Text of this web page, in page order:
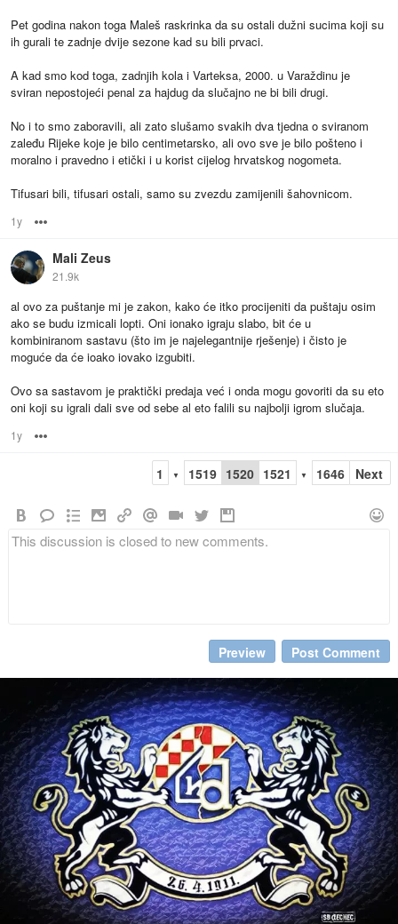
Pet godina nakon toga Maleš raskrinka da su ostali dužni sucima koji su
ih gurali te zadnje dvije sezone kad su bili prvaci.
A kad smo kod toga, zadnjih kola i Varteksa, 2000. u Varaždinu je
sviran nepostojeći penal za hajdug da slučajno ne bi bili drugi.
No i to smo zaboravili, ali zato slušamo svakih dva tjedna o sviranom
zaleđu Rijeke koje je bilo centimetarsko, ali ovo sve je bilo pošteno i
moralno i pravedno i etički i u korist cijelog hrvatskog nogometa.
Tifusari bili, tifusari ostali, samo su zvezdu zamijenili šahovnicom.
1y
Mali Zeus
21.9k
al ovo za puštanje mi je zakon, kako će itko procijeniti da puštaju osim
ako se budu izmicali lopti. Oni ionako igraju slabo, bit će u
kombiniranom sastavu (što im je najelegantnije rješenje) i čisto je
moguće da će ioako iovako izgubiti.
Ovo sa sastavom je praktički predaja već i onda mogu govoriti da su eto
oni koji su igrali dali sve od sebe al eto falili su najbolji igrom slučaja.
1y
1 ▼ 1519 1520 1521 ▼ 1646 Next